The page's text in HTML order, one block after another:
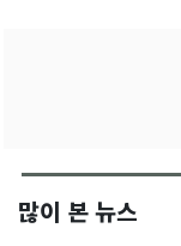
많이 본 뉴스